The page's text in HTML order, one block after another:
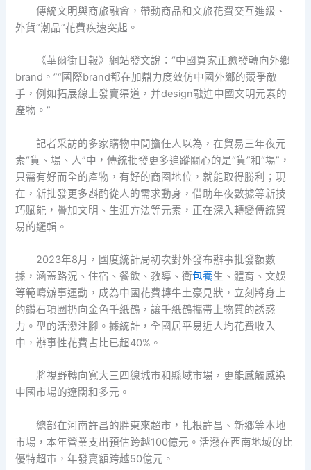
傳統文明與商旅融會，帶動商品和文旅花費交互進級、
外貨“潮品”花費疾速突起。
《華爾街日報》網站發文說：“中國買家正愈發轉向外鄉
brand。”“國際brand都在加鼎力度效仿中國外鄉的競爭敵
手，例如拓展線上發賣渠道，并design融進中國文明元素的
產物。”
記者采訪的多家購物中間擔任人以為，在貿易三年夜元
素“貨、場、人”中，傳統批發更多追蹤關心的是“貨”和“場”，
只需有好而全的產物，有好的商圈地位，就能取得勝利；現
在，新批發更多斟酌從人的需求動身，借助年夜數據等新技
巧賦能，疊加文明、生涯方法等元素，正在深入轉變傳統貿
易的邏輯。
2023年8月，國度統計局初次對外發布辦事批發額數
據，涵蓋路況、住宿、餐飲、教導、衛包養生、體育、文娛
等範疇辦事運動，成為中國花費轉牛土豪見狀，立刻將身上
的鑽石項圈扔向金色千紙鶴，讓千紙鶴攜帶上物質的誘惑
力。型的活潑注腳。據統計，全國居平易近人均花費收入
中，辦事性花費占比已超40%。
將視野轉向寬大三四線城市和縣域市場，更能感觸感染
中國市場的遼闊和多元。
總部在河南許昌的胖東來超市，扎根許昌、新鄉等本地
市場，本年營業支出預估跨越100億元。活潑在西南地域的比
優特超市，年發賣額跨越50億元。